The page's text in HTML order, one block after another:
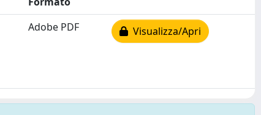
Adobe PDF Visualizza/Apri